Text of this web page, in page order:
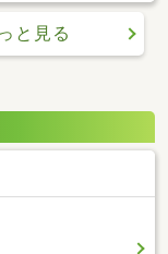
と見る